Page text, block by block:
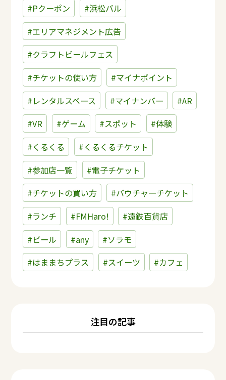
#Pクーポン
#浜松バル
#エリアマネジメント広告
#クラフトビールフェス
#チケットの使い方
#マイナポイント
#レンタルスペース
#マイナンバー
#AR
#VR
#ゲーム #スポット
#体験
#くるくる
#くるくるチケット
#参加店一覧
#電子チケット
#チケットの買い方
#バウチャーチケット
#ランチ
#FMHaro!
#遠鉄百貨店
#ビール
#any
#ソラモ
#はままちプラス
#スイーツ #カフェ
注目の記事